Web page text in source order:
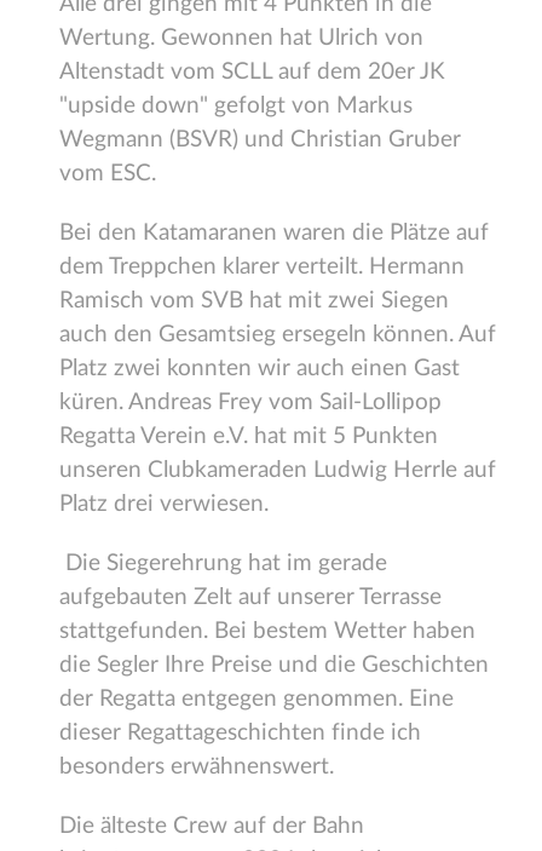
Alle drei gingen mit 4 Punkten in die
Wertung. Gewonnen hat Ulrich von
Altenstadt vom SCLL auf dem 20er JK
"upside down" gefolgt von Markus
Wegmann (BSVR) und Christian Gruber
vom ESC.
Bei den Katamaranen waren die Plätze auf
dem Treppchen klarer verteilt. Hermann
Ramisch vom SVB hat mit zwei Siegen
auch den Gesamtsieg ersegeln können. Auf
Platz zwei konnten wir auch einen Gast
küren. Andreas Frey vom Sail-Lollipop
Regatta Verein e.V. hat mit 5 Punkten
unseren Clubkameraden Ludwig Herrle auf
Platz drei verwiesen.
Die Siegerehrung hat im gerade
aufgebauten Zelt auf unserer Terrasse
stattgefunden. Bei bestem Wetter haben
die Segler Ihre Preise und die Geschichten
der Regatta entgegen genommen. Eine
dieser Regattageschichten finde ich
besonders erwähnenswert.
Die älteste Crew auf der Bahn